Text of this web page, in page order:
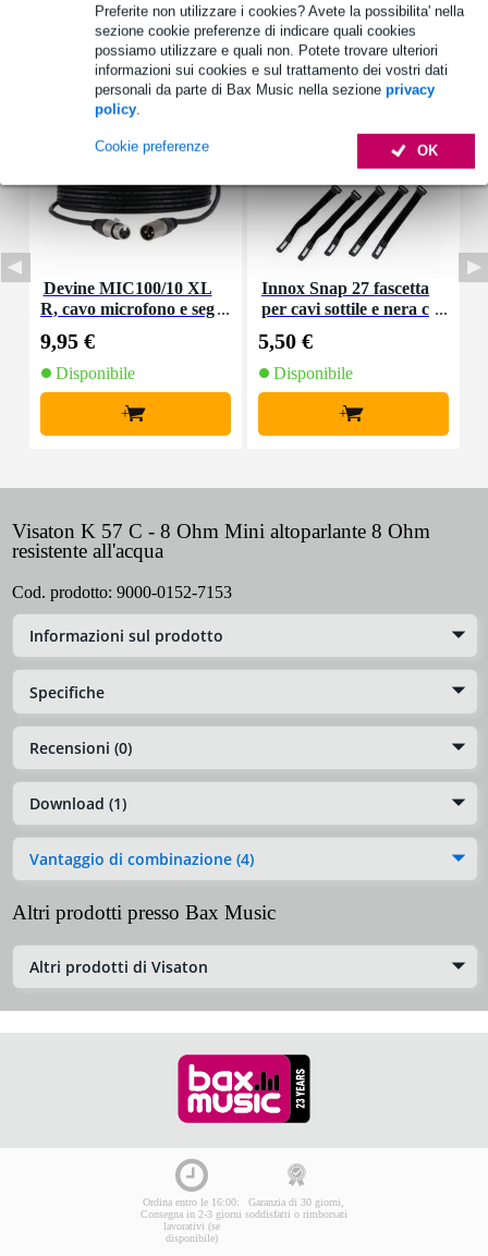
Preferite non utilizzare i cookies? Avete la possibilita' nella
sezione cookie preferenze di indicare quali cookies
possiamo utilizzare e quali non. Potete trovare ulteriori
informazioni sui cookies e sul trattamento dei vostri dati
personali da parte di Bax Music nella sezione privacy
policy.
OK
Cookie preferenze
Accessori (7)
Devine MIC100/10 XL
R, cavo microfono e seg
9,95 €
Disponibile
+
Innox Snap 27 fascetta
per cavi sottile e nera c
(10 pezzi)
5,50 €
Disponibile
+
Visaton K 57 C - 8 Ohm Mini altoparlante 8 Ohm
resistente all'acqua
Cod. prodotto: 9000-0152-7153
Informazioni sul prodotto
Specifiche
Recensioni (0)
Download (1)
Vantaggio di combinazione (4)
Altri prodotti presso Bax Music
Altri prodotti di Visaton
Ordina entro le 16:00:
Consegna in 2-3 giorni
lavorativi (se
disponibile)
Garanzia di 30 giorni,
soddisfatti o rimborsati